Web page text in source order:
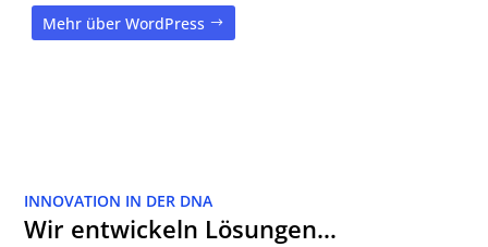
Mehr über WordPress
INNOVATION IN DER DNA
Wir entwickeln Lösungen…